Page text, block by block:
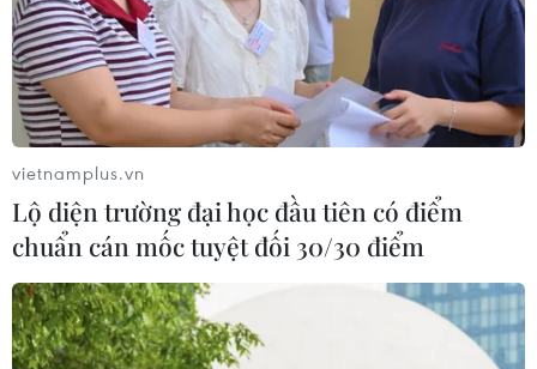
vietnamplus.vn
Lộ diện trường đại học đầu tiên có điểm
chuẩn cán mốc tuyệt đối 30/30 điểm